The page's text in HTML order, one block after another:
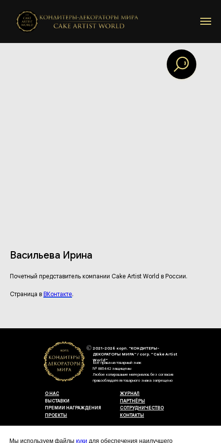
Мы используем файлы куки для обеспечения наилучшего
Васильева Ирина
Почетный представитель компании Cake Artist World в России.
Страница в ВКонтакте.
2021-2026 корп. "КОНДИТЕРЫ-
ДЕКОРАТОРЫ МИРА" / corp. “Cake Artist
World”
Все права на товарный знак
№ 885442 защищены
Любое копирование материалов без согласия
правообладателя товарного знака запрещено
КОНТАКТЫ
СОТРУДНИЧЕСТВО
ЖУРНАЛ
ПАРТНЁРЫ
ПРЕМИИ НАГРАЖДЕНИЯ
ПРОЕКТЫ
ВЫСТАВКИ
О НАС
Пользовательское соглашение